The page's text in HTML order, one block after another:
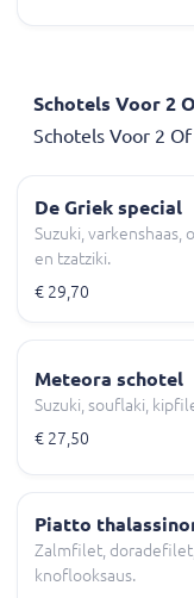
Schotels Voor 2
Schotels Voor 2
De Griek special
Suzuki, varkenshaas,
en tzatziki.
€ 29,70
Meteora schotel
Suzuki, souflaki,
€ 27,50
Piatto
Zalmfilet,
knoflooksaus.